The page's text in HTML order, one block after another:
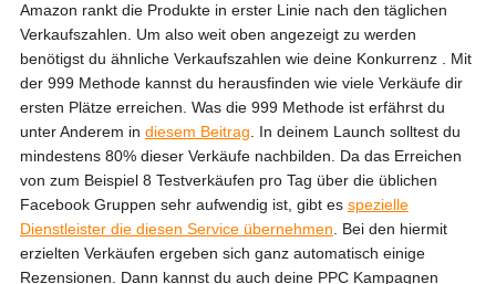
Amazon rankt die Produkte in erster Linie nach den täglichen
Verkaufszahlen. Um also weit oben angezeigt zu werden
benötigst du ähnliche Verkaufszahlen wie deine Konkurrenz . Mit
der 999 Methode kannst du herausfinden wie viele Verkäufe dir
ersten Plätze erreichen. Was die 999 Methode ist erfährst du
unter Anderem in diesem Beitrag . In deinem Launch solltest du
mindestens 80% dieser Verkäufe nachbilden. Da das Erreichen
von zum Beispiel 8 Testverkäufen pro Tag über die üblichen
Facebook Gruppen sehr aufwendig ist, gibt es spezielle
Dienstleister die diesen Service übernehmen . Bei den hiermit
erzielten Verkäufen ergeben sich ganz automatisch einige
Rezensionen. Dann kannst du auch deine PPC Kampagnen